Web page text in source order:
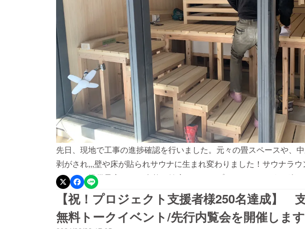
先日、現地で工事の進捗確認を行いました。元々の畳スペースや、
剥がされ,,,壁や床が貼られサウナに生まれ変わりました！サウナラ
サウナを提供予定です。自然と健康をコンセプトに、このような楽
うと考えています。より良いサービスを届けられるように、日々、運
めています。サウナの中で蒸気や、香り、風を楽しむアウフグース
準備中。全国、国外でも活動しているアウフグースのプロフェッショ
【祝！プロジェクト支援者様250名達成】
無料トークイベント/先行内覧会を開催します